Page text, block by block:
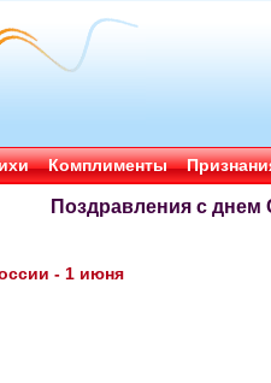
Комплименты
Поздравления с днем
- 1 июня